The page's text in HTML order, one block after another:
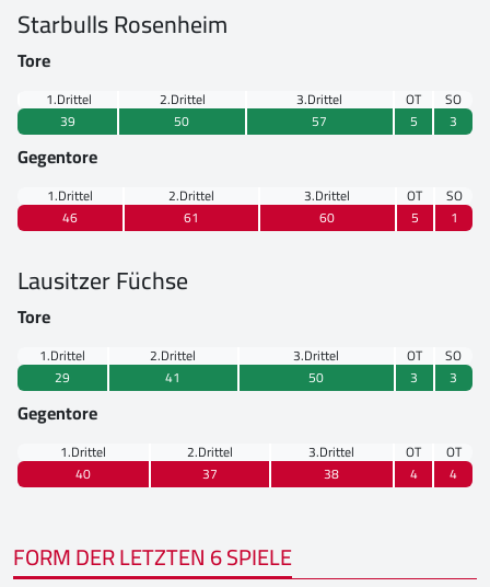
Starbulls Rosenheim
Tore
1.Drittel 2.Drittel 3.Drittel OT
SO
39
50 57 5 3
Gegentore
1.Drittel 2.Drittel 3.Drittel OT
SO
46
61 60 5 1
Lausitzer Füchse
Tore
1.Drittel 2.Drittel 3.Drittel OT
SO
29
41 50 3 3
Gegentore
1.Drittel 2.Drittel 3.Drittel OT
OT
40
37 38 4 4
FORM DER LETZTEN 6 SPIELE